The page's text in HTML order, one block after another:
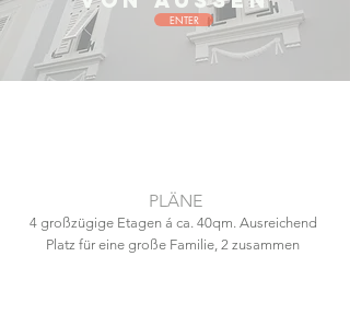
ENTER
PLÄNE
4 großzügige Etagen á ca. 40qm. Ausreichend
Platz für eine große Familie, 2 zusammen